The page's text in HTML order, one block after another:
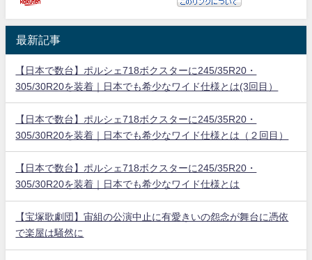
最新記事
【日本で数台】ポルシェ718ボクスターに245/35R20・
305/30R20を装着｜日本でも希少なワイド仕様とは(3回目）
【日本で数台】ポルシェ718ボクスターに245/35R20・
305/30R20を装着｜日本でも希少なワイド仕様とは（２回目）
【日本で数台】ポルシェ718ボクスターに245/35R20・
305/30R20を装着｜日本でも希少なワイド仕様とは
【宝塚歌劇団】宙組の公演中止に有愛きいの怨念が舞台に憑依
で楽屋は騒然に